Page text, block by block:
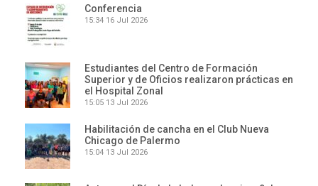
Conferencia
15:34 16 Jul 2026
Estudiantes del Centro de Formación
Superior y de Oficios realizaron prácticas en
el Hospital Zonal
15:05 13 Jul 2026
Habilitación de cancha en el Club Nueva
Chicago de Palermo
15:04 13 Jul 2026